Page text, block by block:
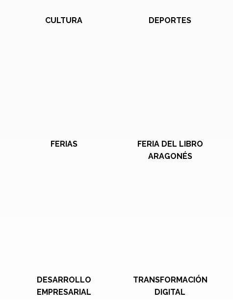
CULTURA DEPORTES
FERIAS
FERIA DEL LIBRO
ARAGONÉS
DESARROLLO
EMPRESARIAL
TRANSFORMACIÓN
DIGITAL